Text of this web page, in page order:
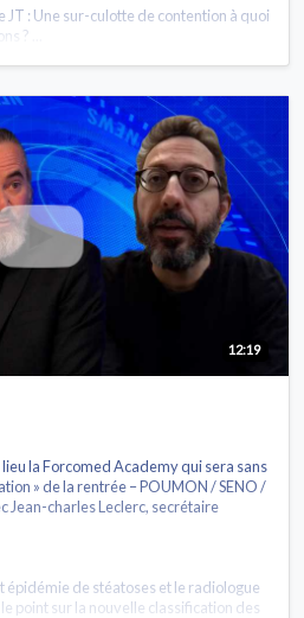
JT : Une sur-culotte de contention à quoi
? ...
12:19
la Forcomed Academy qui sera sans
» de la rentrée – POUMON / SENO /
Jean-charles Leclerc, secrétaire
épidémie de stéatoses et le radiologue
point sur la nouvelle classification des